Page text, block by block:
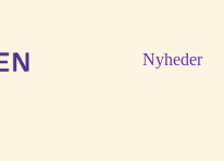
Nyheder